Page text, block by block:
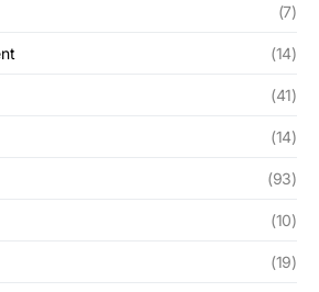
(7)
(14)
(41)
(14)
(93)
(10)
(19)